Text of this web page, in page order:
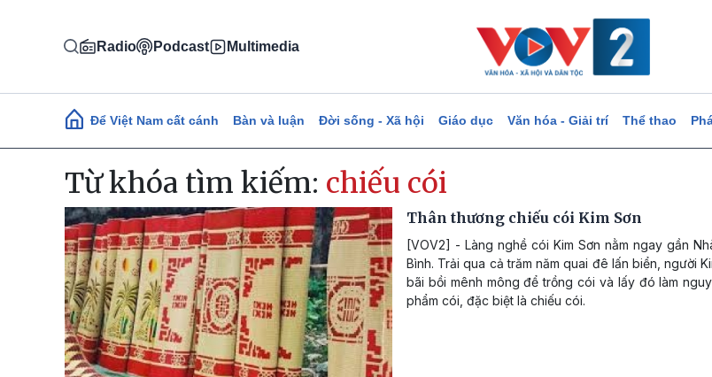
Radio Podcast Multimedia
Main navigation
Để Việt Nam cất cánh Bàn và luận Đời sống - Xã hội Giáo dục Văn hóa - Giải trí Thể thao
Từ khóa tìm kiếm: chiếu cói
Thân thương chiếu cói Kim Sơn
[VOV2] - Làng nghề cói Kim Sơn nằm ngay gần
Bình. Trải qua cả trăm năm quai đê lấn biển, người
bãi bồi mênh mông để trồng cói và lấy đó làm
phẩm cói, đặc biệt là chiếu cói.